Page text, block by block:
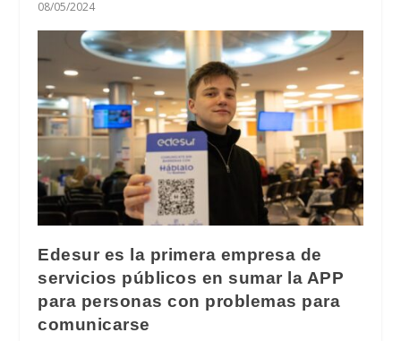
08/05/2024
Edesur es la primera empresa de
servicios públicos en sumar la APP
para personas con problemas para
comunicarse